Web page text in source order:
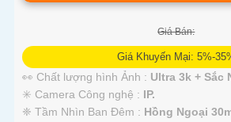
Giá Bán:
Giá Khuyến Mại: 5%-
👀 Chất lượng hình Ảnh : Ultra 3k + Sắc
✳️ Camera Công nghệ : IP.
❈ Tầm Nhìn Ban Đêm : Hồng Ngoại